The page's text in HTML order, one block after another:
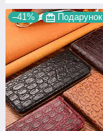
–41% Подарунок